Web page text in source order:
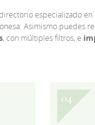
especializado en
Asimismo puedes
, con múltiples filtros, e